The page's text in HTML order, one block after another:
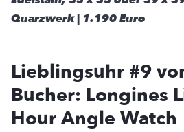
Quarzwerk | 1.190 Euro
Lieblingsuhr #9
Bucher: Longines
Hour Angle Watch